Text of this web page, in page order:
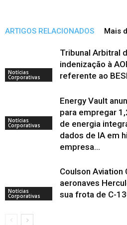
ARTIGOS RELACIONADOS Mais
Notícias
Corporativas
Tribunal Arbitral
indenização à
referente ao
Notícias
Corporativas
Energy Vault
para empregar
de energia
dados de IA em
empresa...
Notícias
Corporativas
Coulson Aviation
aeronaves
sua frota de C-